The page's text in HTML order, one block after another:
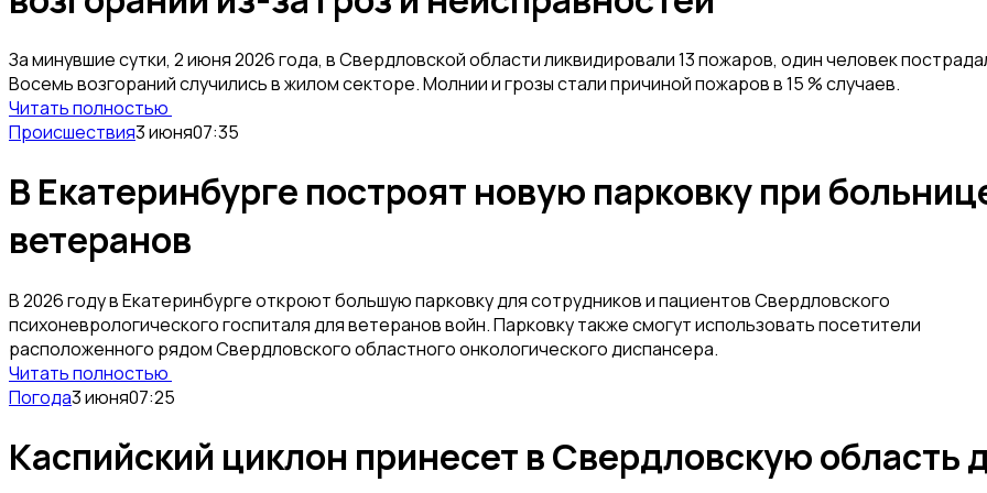
За минувшие сутки, 2 июня 2026 года, в Свердловской области ликвидировали 13 пожаров, один человек
Восемь возгораний случились в жилом секторе. Молнии и грозы стали причиной пожаров в 15 % случаев.
Читать полностью
Происшествия3 июня07:35
В Екатеринбурге построят новую парковку при
ветеранов
В 2026 году в Екатеринбурге откроют большую парковку для сотрудников и пациентов Свердловского
психоневрологического госпиталя для ветеранов войн. Парковку также смогут использовать посетители
расположенного рядом Свердловского областного онкологического диспансера.
Читать полностью
Погода3 июня07:25
Каспийский циклон принесет в Свердловскую область